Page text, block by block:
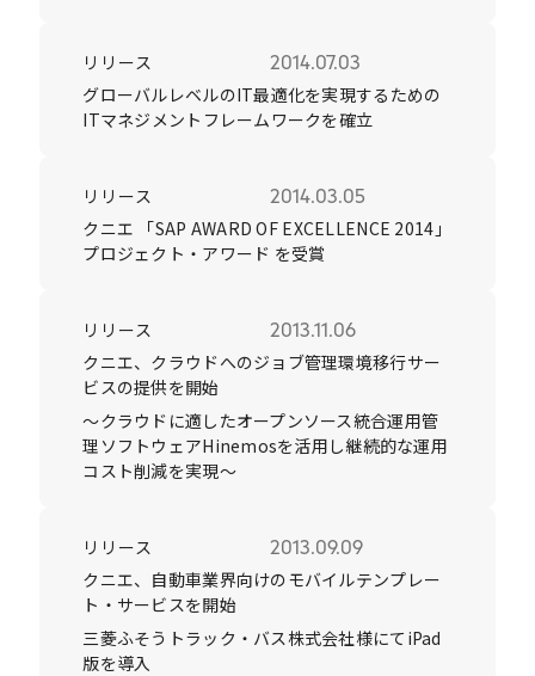
グローバルレベルのIT最適化を実現するための
ITマネジメントフレームワークを確立
リリース 2014.07.03
クニエ 「SAP AWARD OF EXCELLENCE 2014」
プロジェクト・アワード を受賞
リリース 2014.03.05
クニエ、クラウドへのジョブ管理環境移行サー
ビスの提供を開始
～クラウドに適したオープンソース統合運用管
理ソフトウェアHinemosを活用し継続的な運用
コスト削減を実現～
リリース 2013.11.06
クニエ、自動車業界向けのモバイルテンプレー
ト・サービスを開始
三菱ふそうトラック・バス株式会社様にてiPad
版を導入
リリース 2013.09.09